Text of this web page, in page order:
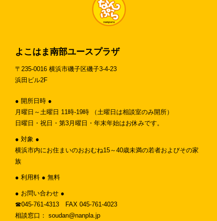
よこはま南部ユースプラザ
〒235-0016 横浜市磯子区磯子3-4-23
浜田ビル2F
● 開所日時 ●
月曜日～土曜日 11時-19時 （土曜日は相談室のみ開所）
日曜日・祝日・第3月曜日・年末年始はお休みです。
● 対象 ●
横浜市内にお住まいのおおむね15～40歳未満の若者およびその家
族
● 利用料 ● 無料
● お問い合わせ ●
☎︎045-761-4313 FAX 045-761-4023
相談窓口： soudan@nanpla.jp